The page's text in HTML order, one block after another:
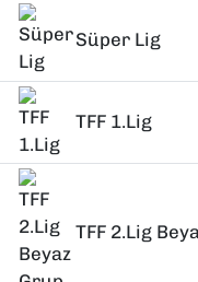
Süper Lig
TFF 1.Lig
TFF 2.Lig